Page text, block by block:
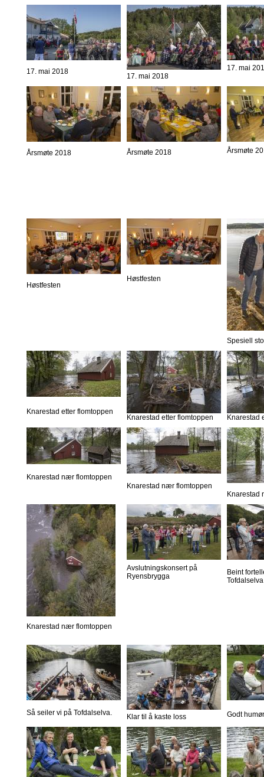
17. mai 2018
17. mai 2018
17. mai
Årsmøte 2018 Årsmøte 2018 Årsmøte
Høstfesten
Høstfesten
Spesiell
Knarestad etter flomtoppen
Knarestad etter flomtoppen Knarestad
Knarestad nær flomtoppen
Knarestad nær flomtoppen
Knarestad
Knarestad nær flomtoppen
Avslutningskonsert på
Ryensbrygga
Beint
Så seiler vi på Tofdalselva. Klar til å kaste loss Godt